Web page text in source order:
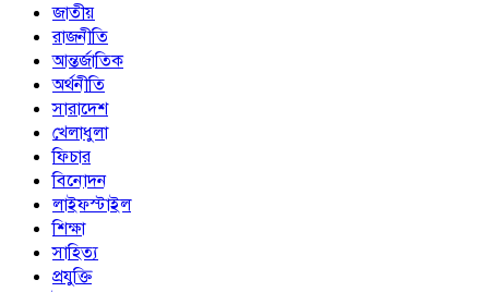
জাতীয়
রাজনীতি
আন্তর্জাতিক
অর্থনীতি
সারাদেশ
খেলাধুলা
ফিচার
বিনোদন
লাইফস্টাইল
শিক্ষা
সাহিত্য
প্রযুক্তি